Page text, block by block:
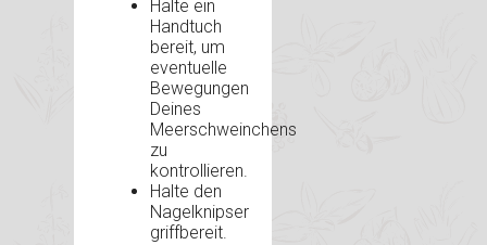
Halte ein
Handtuch
bereit, um
eventuelle
Bewegungen
Deines
Meerschweinchens
zu
kontrollieren.
Halte den
Nagelknipser
griffbereit.